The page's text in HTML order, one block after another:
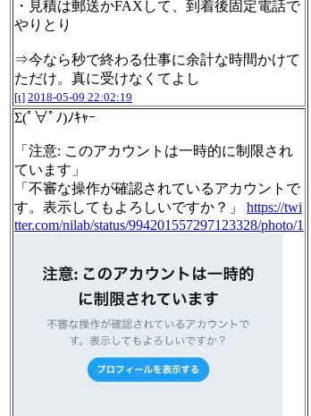
・見積は郵送かFAXして、到着後固定電話で
やりとり
⇒今なら秒で終わる仕事に余計な時間かけて
ただけ。真に受けなくてよし
[t] 2018-05-09 22:02:19
Σ(ﾟ∀ﾟﾉ)ﾉｷｬｰ
「注意: このアカウントは一時的に制限され
ています」
「不審な操作が確認されているアカウントで
す。表示してもよろしいですか？」 https://twi
tter.com/nilab/status/994201557297123328/photo/1